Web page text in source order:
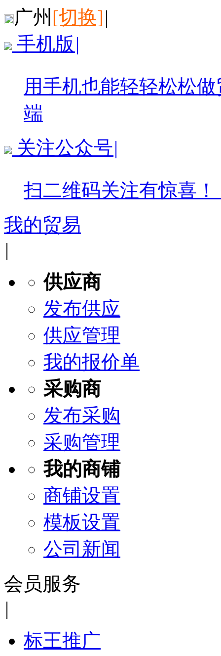
广州 [切换]|
手机版 |
用手机也能轻轻松松
端
关注公众号|
扫二维码关注有惊喜！
我的贸易
|
供应商
发布供应
供应管理
我的报价单
采购商
发布采购
采购管理
我的商铺
商铺设置
模板设置
公司新闻
会员服务
|
标王推广